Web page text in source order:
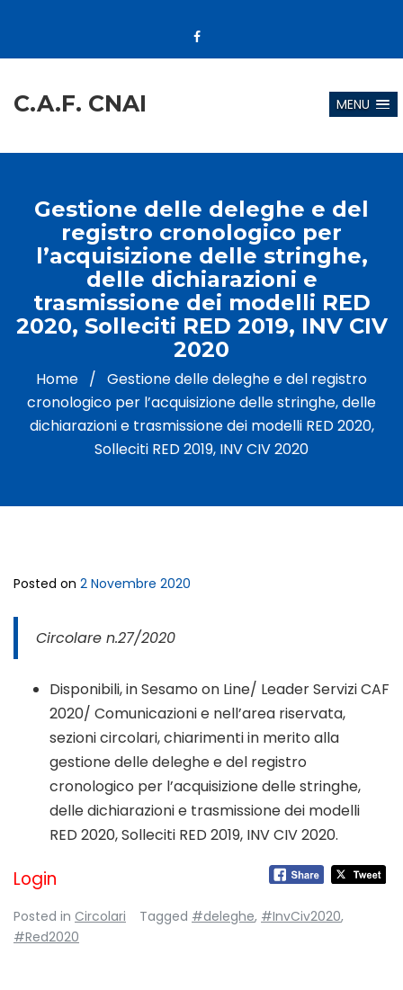
C.A.F. CNAI MENU
Gestione delle deleghe e del
registro cronologico per
l’acquisizione delle stringhe,
delle dichiarazioni e
trasmissione dei modelli RED
2020, Solleciti RED 2019, INV CIV
2020
Home / Gestione delle deleghe e del registro
cronologico per l’acquisizione delle stringhe, delle
dichiarazioni e trasmissione dei modelli RED 2020,
Solleciti RED 2019, INV CIV 2020
Posted on 2 Novembre 2020
Circolare n.27/2020
Disponibili, in Sesamo on Line/ Leader Servizi CAF
2020/ Comunicazioni e nell’area riservata,
sezioni circolari, chiarimenti in merito alla
gestione delle deleghe e del registro
cronologico per l’acquisizione delle stringhe,
delle dichiarazioni e trasmissione dei modelli
RED 2020, Solleciti RED 2019, INV CIV 2020.
Login
Posted in Circolari Tagged #deleghe, #InvCiv2020,
#Red2020